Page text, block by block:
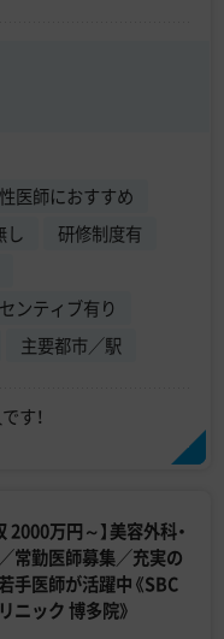
医師におすすめ
し
研修制度有
ンティブ有り
主要都市／駅
す！
2000万円～】美容外科・
常勤医師募集／充実の
手医師が活躍中《SBC
ニック 博多院》